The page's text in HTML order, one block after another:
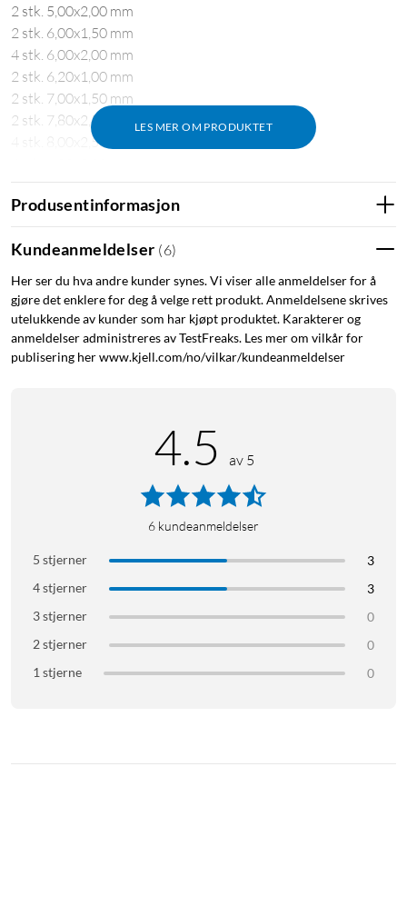
LES MER OM PRODUKTET
2 stk. 5,00x2,00 mm
2 stk. 6,00x1,50 mm
4 stk. 6,00x2,00 mm
2 stk. 6,20x1,00 mm
2 stk. 7,00x1,50 mm
2 stk. 7,80x2,50 mm
4 stk. 8,00x2,50 mm
2 stk. 11,00x2,50 mm
2 stk. 12,00x2,00 mm
2 stk. 12,00x3,00 mm
4 stk. 13,60x2,70 mm
4 stk. 13,94x2,62 mm
4 stk. 14,00x2,00 mm
4 stk. 17,50x2,00 mm
4 stk. 18,00x2,50 mm
2 stk. 18,72x2,62 mm
Armaturfett 3 g, transparent og næringsmiddelgodkjent
Produsentinformasjon
Kundeanmeldelser (6)
Her ser du hva andre kunder synes. Vi viser alle anmeldelser for å
gjøre det enklere for deg å velge rett produkt. Anmeldelsene skrives
utelukkende av kunder som har kjøpt produktet. Karakterer og
anmeldelser administreres av TestFreaks. Les mer om vilkår for
publisering her www.kjell.com/no/vilkar/kundeanmeldelser
4.5 av 5
6 kundeanmeldelser
5 stjerner
3
4 stjerner
3
3 stjerner
0
2 stjerner
0
1 stjerne
0